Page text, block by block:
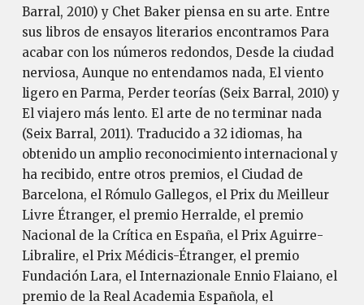
Barral, 2010) y Chet Baker piensa en su arte. Entre
sus libros de ensayos literarios encontramos Para
acabar con los números redondos, Desde la ciudad
nerviosa, Aunque no entendamos nada, El viento
ligero en Parma, Perder teorías (Seix Barral, 2010) y
El viajero más lento. El arte de no terminar nada
(Seix Barral, 2011). Traducido a 32 idiomas, ha
obtenido un amplio reconocimiento internacional y
ha recibido, entre otros premios, el Ciudad de
Barcelona, el Rómulo Gallegos, el Prix du Meilleur
Livre Étranger, el premio Herralde, el premio
Nacional de la Crítica en España, el Prix Aguirre-
Libralire, el Prix Médicis-Étranger, el premio
Fundación Lara, el Internazionale Ennio Flaiano, el
premio de la Real Academia Española, el